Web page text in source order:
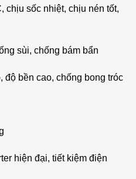
chịu sốc nhiệt, chịu nén tốt,
sùi, chống bám bẩn
bền cao, chống bong tróc
hiện đại, tiết kiệm điện